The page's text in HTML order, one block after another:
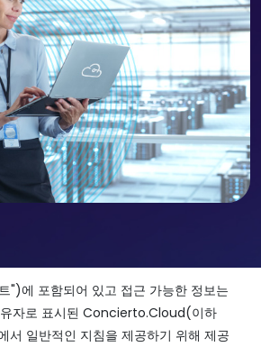
")에 포함되어 있고 접근 가능한 정보는
유자로 표시된 Concierto.Cloud(이하
일반적인 지침을 제공하기 위해 제공